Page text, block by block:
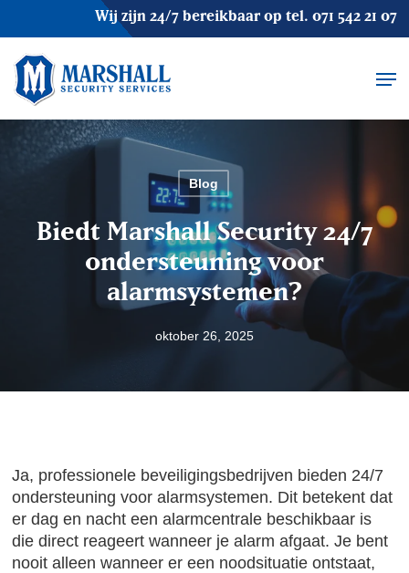
main
content
Wij zijn 24/7 bereikbaar op tel. 071 542 21 07
Blog
Biedt Marshall Security 24/7
ondersteuning voor
alarmsystemen?
oktober 26, 2025
Ja, professionele beveiligingsbedrijven bieden 24/7
ondersteuning voor alarmsystemen. Dit betekent dat
er dag en nacht een alarmcentrale beschikbaar is
die direct reageert wanneer je alarm afgaat. Je bent
nooit alleen wanneer er een noodsituatie ontstaat,